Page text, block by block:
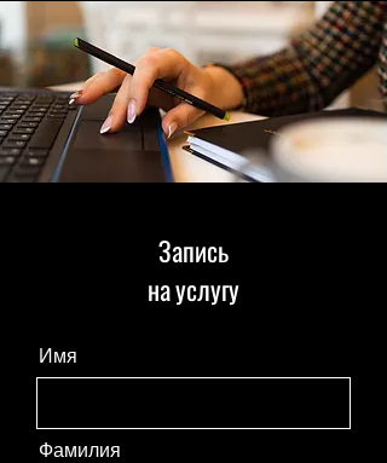
Запись
на услугу
Имя
Фамилия